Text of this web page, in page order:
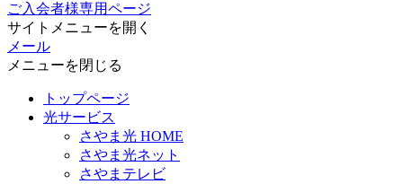
ご入会者様専用ページ
サイトメニューを開く
メール
メニューを閉じる
トップページ
光サービス
さやま光 HOME
さやま光ネット
さやまテレビ